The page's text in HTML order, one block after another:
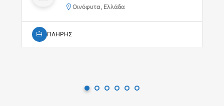
Οινόφυτα, Ελλάδα
ΠΛΗΡΗΣ